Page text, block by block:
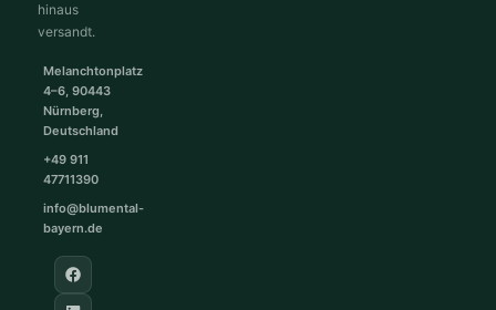
hinaus
versandt.
Melanchtonplatz
4–6, 90443
Nürnberg,
Deutschland
+49 911
47711390
info@blumental-
bayern.de